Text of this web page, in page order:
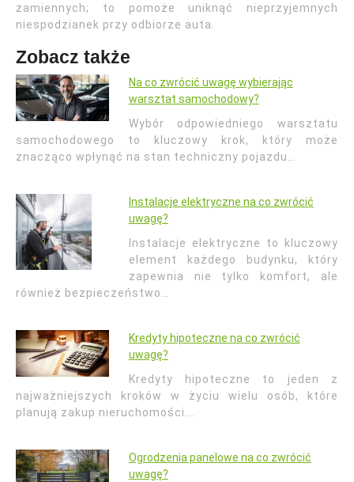
zamiennych; to pomoże uniknąć nieprzyjemnych
niespodzianek przy odbiorze auta.
Zobacz także
Na co zwrócić uwagę wybierając
warsztat samochodowy?
Wybór odpowiedniego warsztatu
samochodowego to kluczowy krok, który może
znacząco wpłynąć na stan techniczny pojazdu…
Instalacje elektryczne na co zwrócić
uwagę?
Instalacje elektryczne to kluczowy
element każdego budynku, który
zapewnia nie tylko komfort, ale
również bezpieczeństwo…
Kredyty hipoteczne na co zwrócić
uwagę?
Kredyty hipoteczne to jeden z
najważniejszych kroków w życiu wielu osób, które
planują zakup nieruchomości.…
Ogrodzenia panelowe na co zwrócić
uwagę?